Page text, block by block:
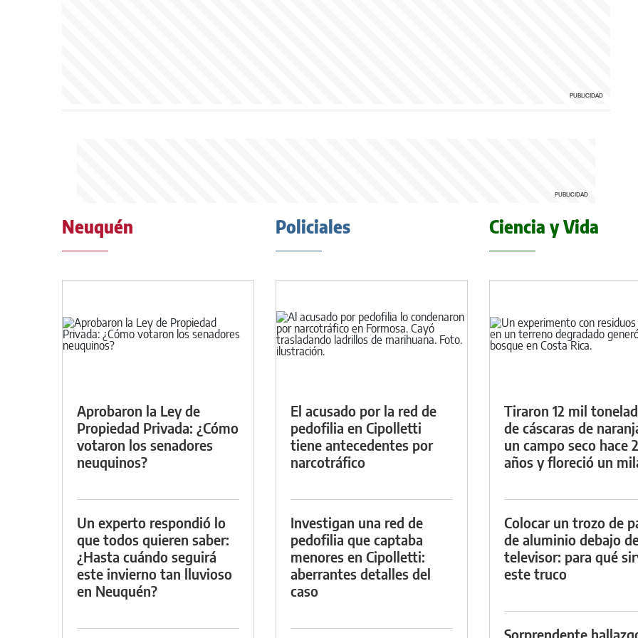
Neuquén
Aprobaron la Ley de
Propiedad Privada: ¿Cómo
votaron los senadores
neuquinos?
Un experto respondió lo
que todos quieren saber:
¿Hasta cuándo seguirá
este invierno tan lluvioso
en Neuquén?
Policiales
El acusado por la red de
pedofilia en Cipolletti
tiene antecedentes por
narcotráfico
Investigan una red de
pedofilia que captaba
menores en Cipolletti:
aberrantes detalles del
caso
Ciencia y Vida
Tiraron 12 mil
de cáscaras de
un campo seco hace
años y floreció un
Colocar un trozo de
de aluminio debajo
televisor: para qué
este truco
Sorprendente